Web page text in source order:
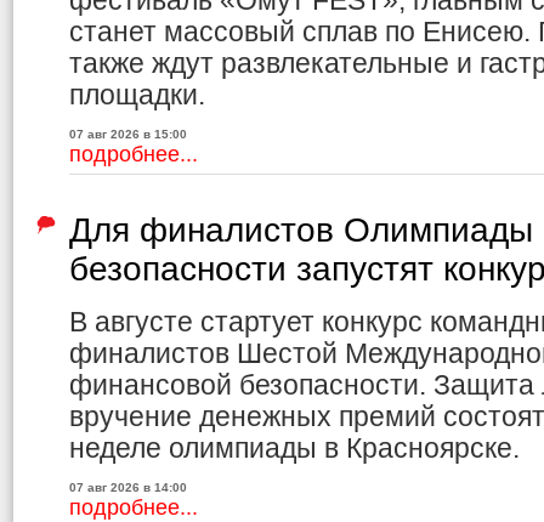
станет массовый сплав по Енисею.
также ждут развлекательные и
площадки.
07 авг 2026 в 15:00
подробнее...
Для финалистов Олимпиады
безопасности запустят
В августе стартует конкурс
финалистов Шестой
финансовой безопасности. Защита
вручение денежных премий
неделе олимпиады в Красноярске.
07 авг 2026 в 14:00
подробнее...